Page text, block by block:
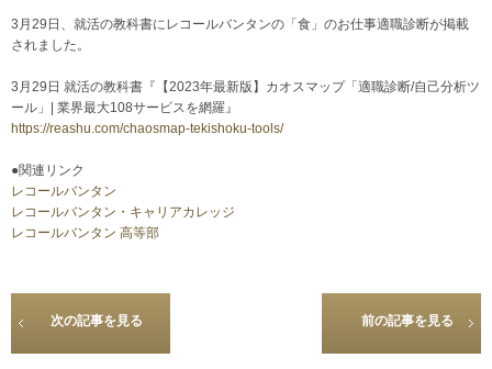
3月29日、就活の教科書にレコールバンタンの「食」のお仕事適職診断が掲載
されました。
3月29日 就活の教科書『【2023年最新版】カオスマップ「適職診断/自己分析ツ
ール」| 業界最大108サービスを網羅』
https://reashu.com/chaosmap-tekishoku-tools/
●関連リンク
レコールバンタン
レコールバンタン・キャリアカレッジ
レコールバンタン 高等部
次の記事を見る 前の記事を見る